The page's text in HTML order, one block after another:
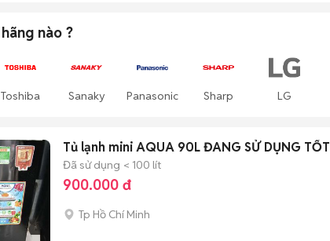
hãng nào ?
Toshiba Sanaky Panasonic Sharp LG
Tủ lạnh mini AQUA 90L ĐANG SỬ DỤNG TỐT
Đã sử dụng < 100 lít
900.000 đ
Tp Hồ Chí Minh